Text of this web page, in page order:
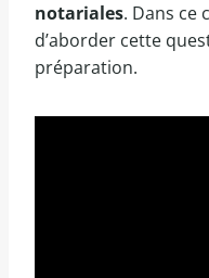
notariales. Dans ce
d’aborder cette
préparation.